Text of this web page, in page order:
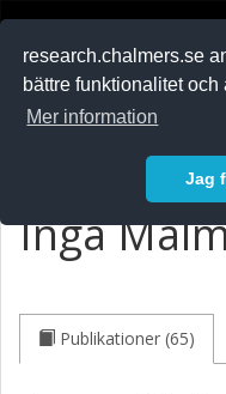
research.chalmers.se
bättre funktionalitet
Mer information
Jag
Inga
Publikationer (65)